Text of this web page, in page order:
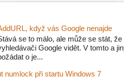
když vás Google nenajde
se to málo, ale může se stát,
Google vidět. V tomto a
o je...
numlock při startu Windows 7